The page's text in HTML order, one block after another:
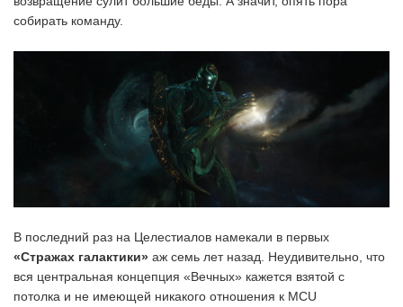
собирать команду.
В последний раз на Целестиалов намекали в первых
«Стражах галактики» аж семь лет назад. Неудивительно, что
вся центральная концепция «Вечных» кажется взятой с
потолка и не имеющей никакого отношения к MCU